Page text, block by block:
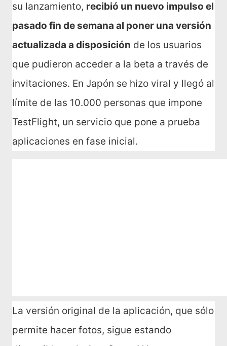
su lanzamiento, recibió un nuevo impulso el
pasado fin de semana al poner una versión
actualizada a disposición de los usuarios
que pudieron acceder a la beta a través de
invitaciones. En Japón se hizo viral y llegó al
límite de las 10.000 personas que impone
TestFlight, un servicio que pone a prueba
aplicaciones en fase inicial.
La versión original de la aplicación, que sólo
permite hacer fotos, sigue estando